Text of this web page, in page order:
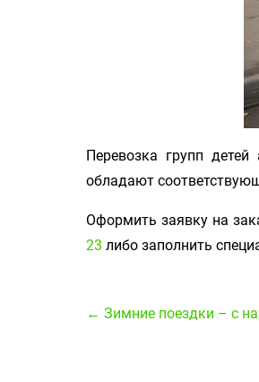
Перевозка групп
обладают
Оформить заявку на
23 либо заполнить
← Зимние поездки – с